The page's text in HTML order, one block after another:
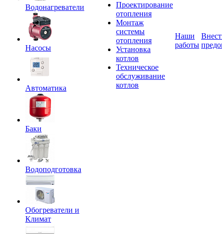
Водонагреватели
Насосы
Автоматика
Баки
Водоподготовка
Обогреватели и
Климат
Проектирование
отопления
Монтаж
системы
отопления
Установка
котлов
Техническое
обслуживание
котлов
Наши
работы